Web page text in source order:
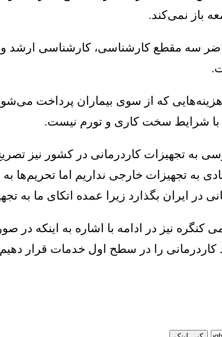
باز نمی‌کند.
سه مقطع کارشناسی، کارشناسی ارشد و
که از سوی بیماران پرداخت
با شرایط سخت کاری و تورم نیست.
به تجهیزات کاردرمانی در کشور نیز
به تجهیزات خارجی نداریم اما تحریم‌ها
در ایران بگذارد زیرا عمده اتکای ما
کنگره نیز در ادامه با اشاره به
کاردرمانی را در سطح اول خدمات قرار